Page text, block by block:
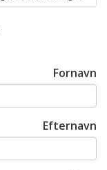
Fornavn
Efternavn